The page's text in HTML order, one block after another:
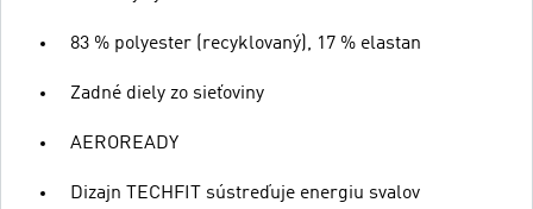
83 % polyester (recyklovaný), 17 % elastan
Zadné diely zo sieťoviny
AEROREADY
Dizajn TECHFIT sústreďuje energiu svalov